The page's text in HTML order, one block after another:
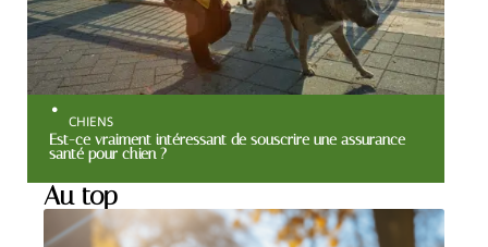
CHIENS
Est-ce vraiment intéressant de souscrire une assurance
santé pour chien ?
Au top